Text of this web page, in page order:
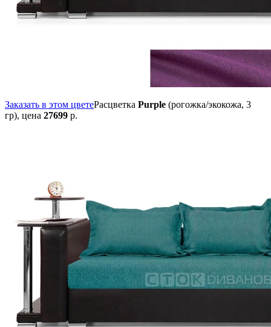
Заказать в этом цветеРасцветка Purple (рогожка/экокожа, 3
гр), цена 27699 р.